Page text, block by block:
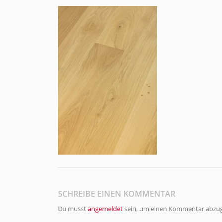
SCHREIBE EINEN KOMMENTAR
Du musstangemeldetsein, um einen Kommentar